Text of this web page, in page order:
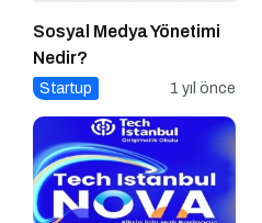
Sosyal Medya Yönetimi
Nedir?
Startup 1 yıl önce